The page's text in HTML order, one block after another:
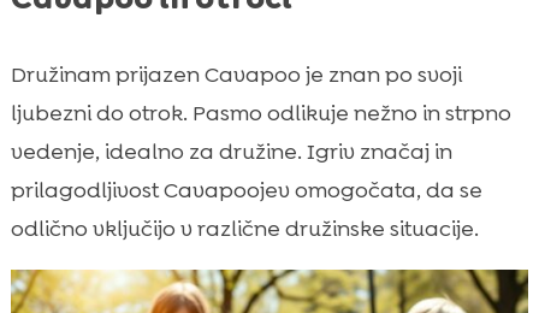
Družinam prijazen Cavapoo je znan po svoji
ljubezni do otrok. Pasmo odlikuje nežno in strpno
vedenje, idealno za družine. Igriv značaj in
prilagodljivost Cavapoojev omogočata, da se
odlično vključijo v različne družinske situacije.